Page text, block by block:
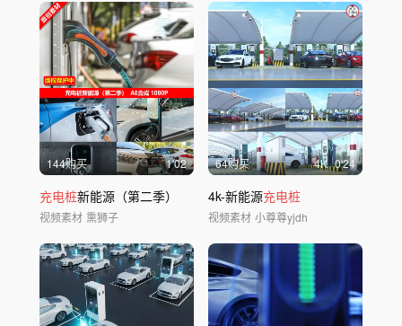
144购买 1'02
充电桩新能源（第二季）
视频素材 熏狮子
64购买 4K 0'24
4k-新能源充电桩
视频素材 小尊尊yjdh